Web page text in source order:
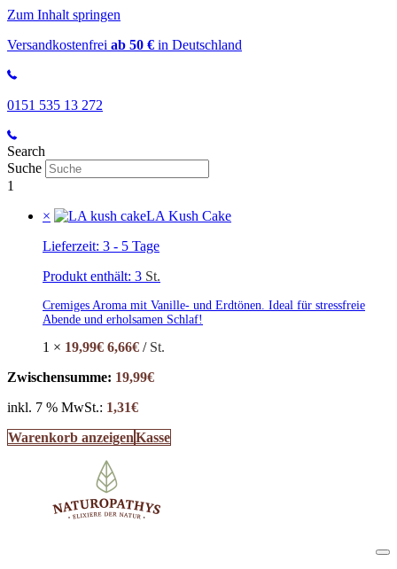
Zum Inhalt springen
Versandkostenfrei ab 50 € in Deutschland
0151 535 13 272
Search
Suche
1
×
LA Kush Cake
Lieferzeit: 3 - 5 Tage
Produkt enthält: 3 St.
Cremiges Aroma mit Vanille- und Erdtönen. Ideal für stressfreie
Abende und erholsamen Schlaf!
1 × 19,99€ 6,66€ / St.
Zwischensumme: 19,99€
inkl. 7 % MwSt.: 1,31€
Warenkorb anzeigenKasse